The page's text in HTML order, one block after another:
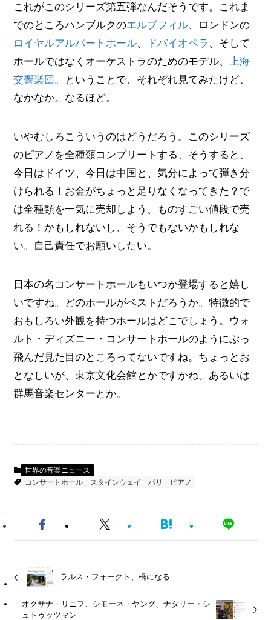
これがこのシリーズ第五弾なんだそうです。これま
でのところハンブルクのエルプフィル、ロンドンの
ロイヤルアルバートホール、 ドバイオペラ 、そして
ホールではなくオーケストラのためのモデル、
上海
交響楽団 。ということで、それぞれ見てみたけど、
なかなか。なるほど。
いやむしろこういうのはどうだろう。このシリーズ
のピアノを全種類コンプリートする、そうすると、
今日はドイツ、今日は中国と、気分によって弾き分
けられる！お金がちょっと足りなくなってきた？で
は全種類を一気に売却しよう、ものすごい値段で売
れる！かもしれないし、そうでもないかもしれな
い。自己責任でお願いしたい。
日本の名コンサートホールもいつか登場すると嬉し
いですね。どのホールがベストだろうか。特徴的で
おもしろい外観を持つホールはどこでしょう。ウォ
ルト・ディズニー・コンサートホールのようにぶっ
飛んだ見た目のところってないですね。ちょっとお
となしいが、東京文化会館とかですかね。あるいは
群馬音楽センターとか。
世界の音楽ニュース
コンサートホール
スタインウェイ パリ ピアノ
ラルス・フォークト、橋になる
オクサナ・リニフ、シモーネ・ヤング、ナタリー・シ
ュトゥッツマン